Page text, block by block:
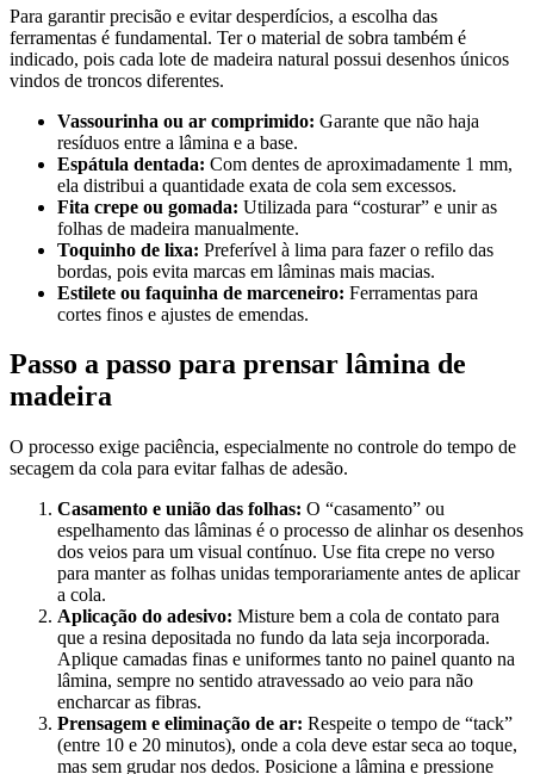
Para garantir precisão e evitar desperdícios, a escolha das
ferramentas é fundamental. Ter o material de sobra também é
indicado, pois cada lote de madeira natural possui desenhos únicos
vindos de troncos diferentes.
Vassourinha ou ar comprimido: Garante que não haja
resíduos entre a lâmina e a base.
Espátula dentada: Com dentes de aproximadamente 1 mm,
ela distribui a quantidade exata de cola sem excessos.
Fita crepe ou gomada: Utilizada para “costurar” e unir as
folhas de madeira manualmente.
Toquinho de lixa: Preferível à lima para fazer o refilo das
bordas, pois evita marcas em lâminas mais macias.
Estilete ou faquinha de marceneiro: Ferramentas para
cortes finos e ajustes de emendas.
Passo a passo para prensar lâmina de
madeira
O processo exige paciência, especialmente no controle do tempo de
secagem da cola para evitar falhas de adesão.
Casamento e união das folhas: O “casamento” ou
espelhamento das lâminas é o processo de alinhar os desenhos
dos veios para um visual contínuo. Use fita crepe no verso
para manter as folhas unidas temporariamente antes de aplicar
a cola.
Aplicação do adesivo: Misture bem a cola de contato para
que a resina depositada no fundo da lata seja incorporada.
Aplique camadas finas e uniformes tanto no painel quanto na
lâmina, sempre no sentido atravessado ao veio para não
encharcar as fibras.
Prensagem e eliminação de ar: Respeite o tempo de “tack”
(entre 10 e 20 minutos), onde a cola deve estar seca ao toque,
mas sem grudar nos dedos. Posicione a lâmina e pressione